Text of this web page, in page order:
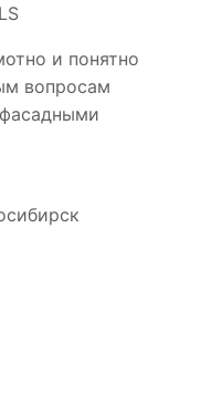
и понятно
вопросам